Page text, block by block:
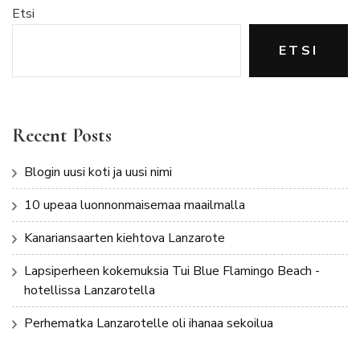
Etsi
ETSI
Recent Posts
Blogin uusi koti ja uusi nimi
10 upeaa luonnonmaisemaa maailmalla
Kanariansaarten kiehtova Lanzarote
Lapsiperheen kokemuksia Tui Blue Flamingo Beach -
hotellissa Lanzarotella
Perhematka Lanzarotelle oli ihanaa sekoilua